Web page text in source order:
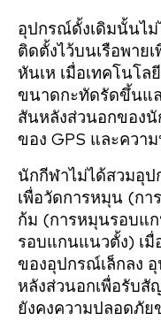
อุปกรณ์ดั้งเดิมนั้นไ
ติดตั้งไว้บนเรือพาย
หันเห เมื่อเทคโนโ
ขนาดกะทัดรัดขึ้นแ
สันหลังส่วนอกของ
ของ GPS และควา
นักกีฬาไม่ได้สวมอุป
เพื่อวัดการหมุน (ก
ก้ม (การหมุนรอบแ
รอบแกนแนวตั้ง) เ
ของอุปกรณ์เล็กลง
หลังส่วนอกเพื่อรับ
ยังคงความปลอดภัย